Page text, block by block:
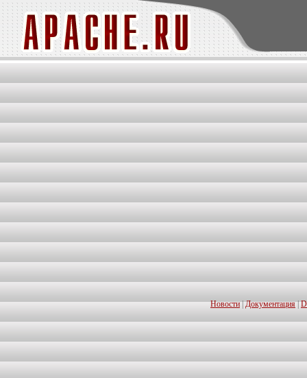
Новости|Документация|